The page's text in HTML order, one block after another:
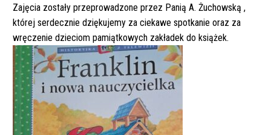
Zajęcia zostały przeprowadzone przez Panią A. Żuchowską ,
której serdecznie dziękujemy za ciekawe spotkanie oraz za
wręczenie dzieciom pamiątkowych zakładek do książek.